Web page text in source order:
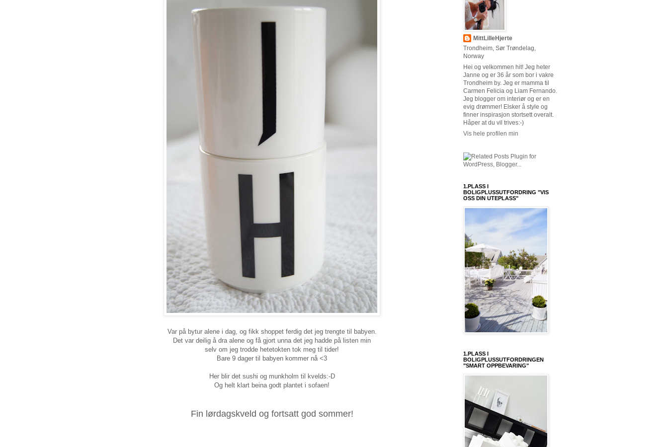
Var på bytur alene i dag, og fikk shoppet ferdig det jeg trengte til babyen.
Det var deilig å dra alene og få gjort unna det jeg hadde på listen min
selv om jeg trodde hetetokten tok meg til tider!
Bare 9 dager til babyen kommer nå <3
Her blir det sushi og munkholm til kvelds:-D
Og helt klart beina godt plantet i sofaen!
Fin lørdagskveld og fortsatt god sommer!
MittLilleHjerte
Trondheim, Sør Trøndelag,
Norway
Hei og velkommen hit! Jeg heter
Janne og er 36 år som bor i vakre
Trondheim by. Jeg er mamma til
Carmen Felicia og Liam Fernando.
Jeg blogger om interiør og er en
evig drømmer! Elsker å style og
finner inspirasjon stortsett overalt.
Håper at du vil trives:-)
Vis hele profilen min
1.PLASS I
BOLIGPLUSSUTFORDRING "VIS
OSS DIN UTEPLASS"
1.PLASS I
BOLIGPLUSSUTFORDRINGEN
"SMART OPPBEVARING"